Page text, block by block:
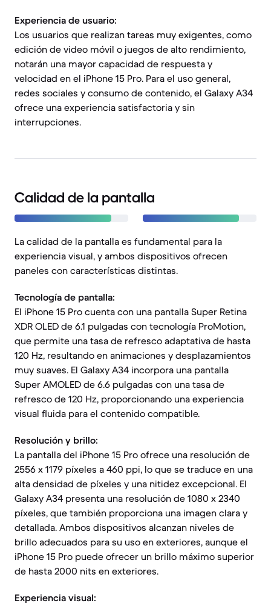
Experiencia de usuario:
Los usuarios que realizan tareas muy exigentes, como
edición de video móvil o juegos de alto rendimiento,
notarán una mayor capacidad de respuesta y
velocidad en el iPhone 15 Pro. Para el uso general,
redes sociales y consumo de contenido, el Galaxy A34
ofrece una experiencia satisfactoria y sin
interrupciones.
Calidad de la pantalla
La calidad de la pantalla es fundamental para la
experiencia visual, y ambos dispositivos ofrecen
paneles con características distintas.
Tecnología de pantalla:
El iPhone 15 Pro cuenta con una pantalla Super Retina
XDR OLED de 6.1 pulgadas con tecnología ProMotion,
que permite una tasa de refresco adaptativa de hasta
120 Hz, resultando en animaciones y desplazamientos
muy suaves. El Galaxy A34 incorpora una pantalla
Super AMOLED de 6.6 pulgadas con una tasa de
refresco de 120 Hz, proporcionando una experiencia
visual fluida para el contenido compatible.
Resolución y brillo:
La pantalla del iPhone 15 Pro ofrece una resolución de
2556 x 1179 píxeles a 460 ppi, lo que se traduce en una
alta densidad de píxeles y una nitidez excepcional. El
Galaxy A34 presenta una resolución de 1080 x 2340
píxeles, que también proporciona una imagen clara y
detallada. Ambos dispositivos alcanzan niveles de
brillo adecuados para su uso en exteriores, aunque el
iPhone 15 Pro puede ofrecer un brillo máximo superior
de hasta 2000 nits en exteriores.
Experiencia visual: